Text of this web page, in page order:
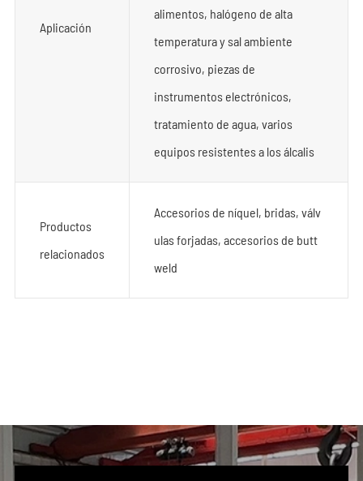
Aplicación
alimentos, halógeno de alta
temperatura y sal ambiente
corrosivo, piezas de
instrumentos electrónicos,
tratamiento de agua, varios
equipos resistentes a los álcalis
Productos
relacionados
Accesorios de níquel, bridas, válv
ulas forjadas, accesorios de butt
weld